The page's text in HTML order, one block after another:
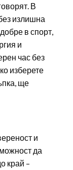
В
излишна
в спорт,
и
час без
изберете
ще
и
да
край –